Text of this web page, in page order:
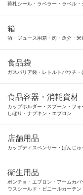
荷札シール・ラベラー・ラベル・
箱
酒・ジュース用箱・肉・魚介・
食品袋
ガスバリア袋・レトルトパウチ
食品容器・消耗資材
カップホルダー・スプーン・フ
しぼり・ナプキン・エプロン
店舗用品
カップディスペンサー・ばんじゅ
衛生用品
ポンチョ・エプロン・アームカ
ウスシールド・ビニールカーテ